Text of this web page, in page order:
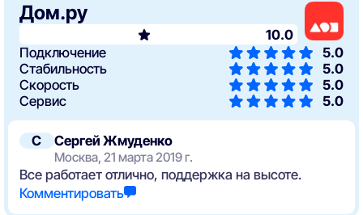
С Сергей Жмуденко
Москва, 21 марта 2019 г.
Все работает отлично, поддержка на высоте.
Комментировать
Дом.ру
10.0
Подключение
5.0
Стабильность
5.0
Скорость
5.0
Сервис
5.0